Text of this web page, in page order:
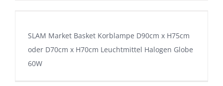
SLAM Market Basket Korblampe D90cm x H75cm
oder D70cm x H70cm Leuchtmittel Halogen Globe
60W